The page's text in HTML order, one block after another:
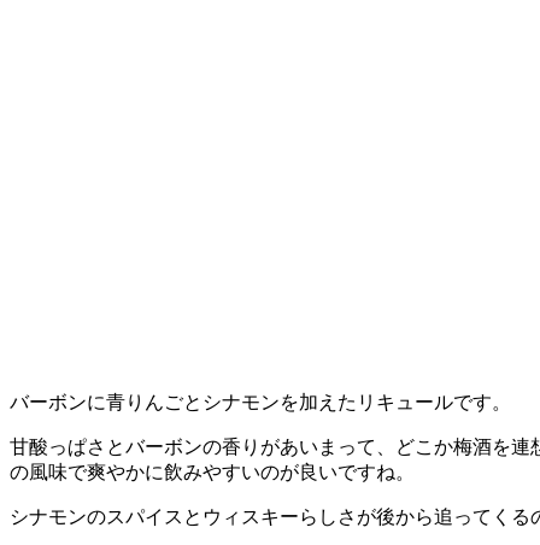
バーボンに青りんごとシナモンを加えたリキュールです。
甘酸っぱさとバーボンの香りがあいまって、どこか梅酒を
の風味で爽やかに飲みやすいのが良いですね。
シナモンのスパイスとウィスキーらしさが後から追ってくる